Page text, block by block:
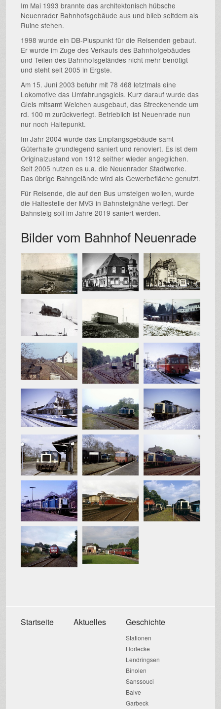
Im Mai 1993 brannte das architektonisch hübsche
Neuenrader Bahnhofsgebäude aus und blieb seitdem als
Ruine stehen.
1998 wurde ein DB-Pluspunkt für die Reisenden gebaut.
Er wurde im Zuge des Verkaufs des Bahnhofgebäudes
und Teilen des Bahnhofsgeländes nicht mehr benötigt
und steht seit 2005 in Ergste.
Am 15. Juni 2003 befuhr mit 78 468 letztmals eine
Lokomotive das Umfahrungsgleis. Kurz darauf wurde das
Gleis mitsamt Weichen ausgebaut, das Streckenende um
rd. 100 m zurückverlegt. Betrieblich ist Neuenrade nun
nur noch Haltepunkt.
Im Jahr 2004 wurde das Empfangsgebäude samt
Güterhalle grundlegend saniert und renoviert. Es ist dem
Originalzustand von 1912 seither wieder angeglichen.
Seit 2005 nutzen es u.a. die Neuenrader Stadtwerke.
Das übrige Bahngelände wird als Gewerbefläche genutzt.
Für Reisende, die auf den Bus umsteigen wollen, wurde
die Haltestelle der MVG in Bahnsteignähe verlegt. Der
Bahnsteig soll im Jahre 2019 saniert werden.
Bilder vom Bahnhof Neuenrade
Startseite Aktuelles Geschichte
Stationen
Horlecke
Lendringsen
Binolen
Sanssouci
Balve
Garbeck